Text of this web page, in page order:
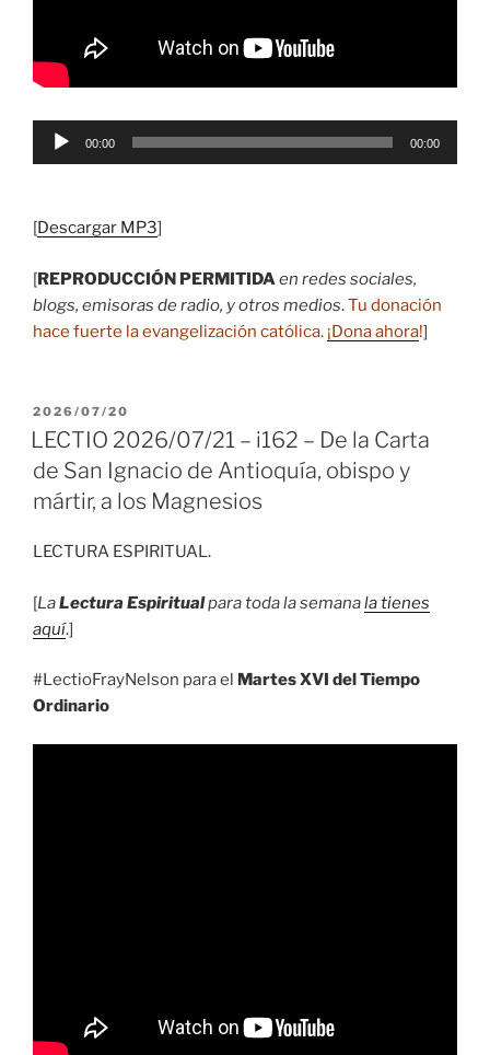
Reproductor
00:00 00:00
[Descargar MP3]
[REPRODUCCIÓN PERMITIDAen redes sociales,
blogs, emisoras de radio, y otros medios.Tu donación
hace fuerte la evangelización católica. ¡Dona ahora!]
PUBLICADO
EL
2026/07/20
LECTIO 2026/07/21 – i162 – De la Carta
de San Ignacio de Antioquía, obispo y
mártir, a los Magnesios
LECTURA ESPIRITUAL.
[LaLectura Espiritualpara toda la semanala tienes
aquí.]
#LectioFrayNelson para el Martes XVI del Tiempo
Ordinario